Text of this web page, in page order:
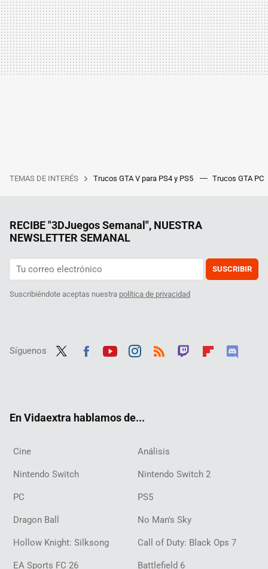
TEMAS DE INTERÉS Trucos GTA V para PS4 y PS5 Trucos GTA PC
RECIBE "3DJuegos Semanal", NUESTRA
NEWSLETTER SEMANAL
SUSCRIBIR
Suscribiéndote aceptas nuestra política de privacidad
Síguenos
En Vidaextra hablamos de...
Cine Análisis
Nintendo Switch Nintendo Switch 2
PC PS5
Dragon Ball No Man's Sky
Hollow Knight: Silksong Call of Duty: Black Ops 7
EA Sports FC 26 Battlefield 6